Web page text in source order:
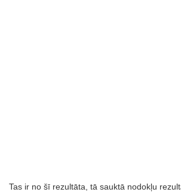
Tas ir no šī rezultāta, tā sauktā nodokļu